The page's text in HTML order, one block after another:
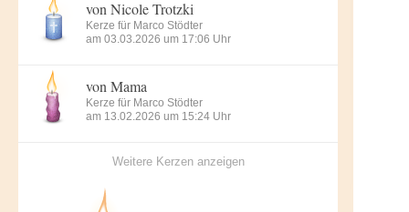
von Nicole Trotzki
Kerze für Marco Stödter
am 03.03.2026 um 17:06 Uhr
von Mama
Kerze für Marco Stödter
am 13.02.2026 um 15:24 Uhr
Weitere Kerzen anzeigen